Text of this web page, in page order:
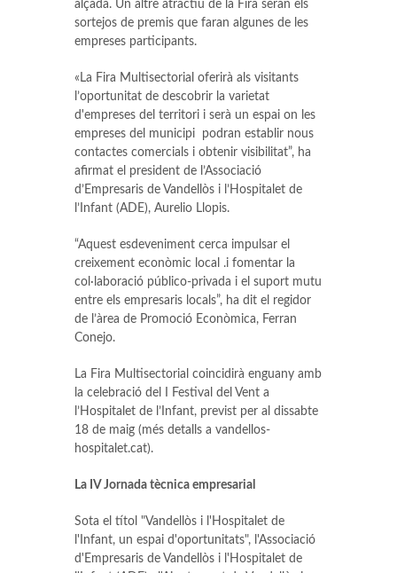
alçada. Un altre atractiu de la Fira seran els
sortejos de premis que faran algunes de les
empreses participants.
«La Fira Multisectorial oferirà als visitants
l’oportunitat de descobrir la varietat
d'empreses del territori i serà un espai on les
empreses del municipi podran establir nous
contactes comercials i obtenir visibilitat”, ha
afirmat el president de l’Associació
d’Empresaris de Vandellòs i l’Hospitalet de
l’Infant (ADE), Aurelio Llopis.
“Aquest esdeveniment cerca impulsar el
creixement econòmic local .i fomentar la
col·laboració público-privada i el suport mutu
entre els empresaris locals”, ha dit el regidor
de l’àrea de Promoció Econòmica, Ferran
Conejo.
La Fira Multisectorial coincidirà enguany amb
la celebració del I Festival del Vent a
l’Hospitalet de l’Infant, previst per al dissabte
18 de maig (més detalls a vandellos-
hospitalet.cat).
La IV Jornada tècnica empresarial
Sota el títol "Vandellòs i l'Hospitalet de
l'Infant, un espai d'oportunitats", l'Associació
d'Empresaris de Vandellòs i l'Hospitalet de